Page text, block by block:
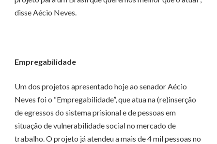
disse Aécio Neves.
Empregabilidade
Um dos projetos apresentado hoje ao senador Aécio
Neves foi o “Empregabilidade”, que atua na (re)inserção
de egressos do sistema prisional e de pessoas em
situação de vulnerabilidade social no mercado de
trabalho. O projeto já atendeu a mais de 4 mil pessoas no